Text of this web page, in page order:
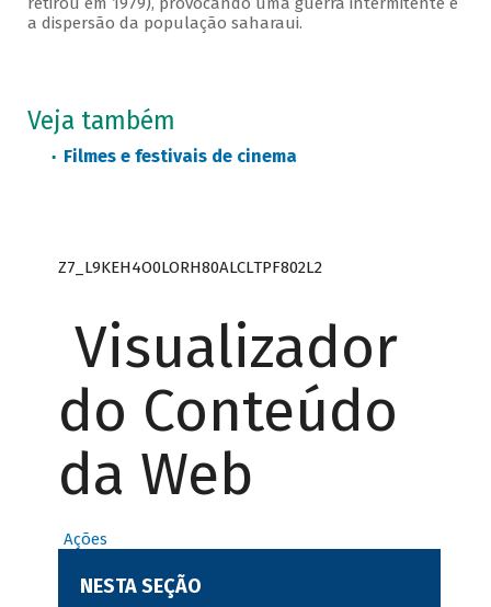
a dispersão da população saharaui.
Veja também
Filmes e festivais de cinema
Z7_L9KEH4O0LORH80ALCLTPF802L2
Visualizador
do Conteúdo
da Web
Ações
NESTA SEÇÃO